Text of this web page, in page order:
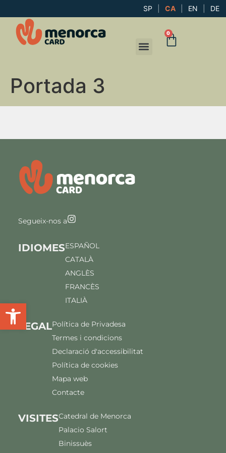
Obre la barra d'eines
SP CA EN DE
0
Portada 3
Segueix-nos a
VISITESCatedral de Menorca
Palacio Salort
Binissuès
IDIOMESESPAÑOL
CATALÀ
ANGLÈS
FRANCÈS
ITALIÀ
LEGALPolítica de Privadesa
Termes i condicions
Declaració d'accessibilitat
Política de cookies
Mapa web
Contacte